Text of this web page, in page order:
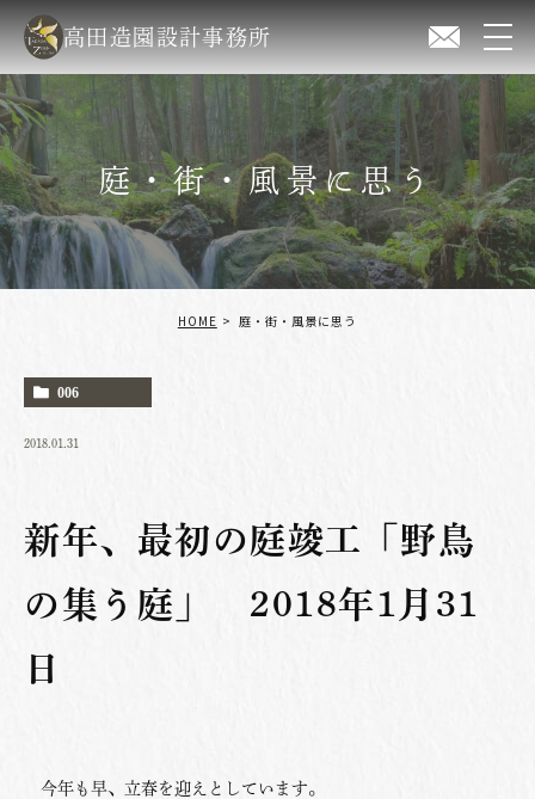
高田造園設計事務所
庭・街・風景に思う
HOME 庭・街・風景に思う
006
2018.01.31
新年、最初の庭竣工「野鳥
の集う庭」 2018年1月31
日
今年も早、立春を迎えとしています。